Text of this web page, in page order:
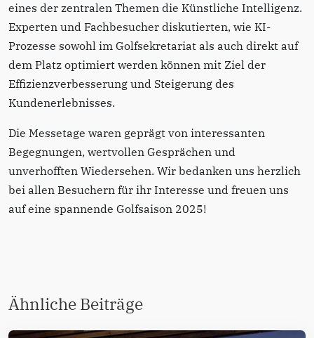
eines der zentralen Themen die Künstliche Intelligenz.
Experten und Fachbesucher diskutierten, wie KI-
Prozesse sowohl im Golfsekretariat als auch direkt auf
dem Platz optimiert werden können mit Ziel der
Effizienzverbesserung und Steigerung des
Kundenerlebnisses.
Die Messetage waren geprägt von interessanten
Begegnungen, wertvollen Gesprächen und
unverhofften Wiedersehen. Wir bedanken uns herzlich
bei allen Besuchern für ihr Interesse und freuen uns
auf eine spannende Golfsaison 2025!
Ähnliche Beiträge